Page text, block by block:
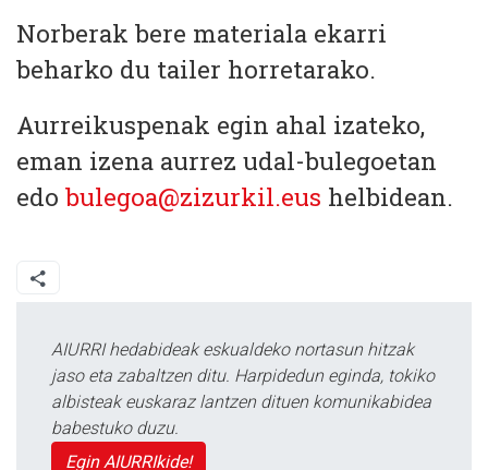
Norberak bere materiala ekarri
beharko du tailer horretarako.
Aurreikuspenak egin ahal izateko,
eman izena aurrez udal-bulegoetan
edo bulegoa@zizurkil.eus helbidean.
AIURRI hedabideak eskualdeko nortasun hitzak
jaso eta zabaltzen ditu. Harpidedun eginda, tokiko
albisteak euskaraz lantzen dituen komunikabidea
babestuko duzu.
Egin AIURRIkide!